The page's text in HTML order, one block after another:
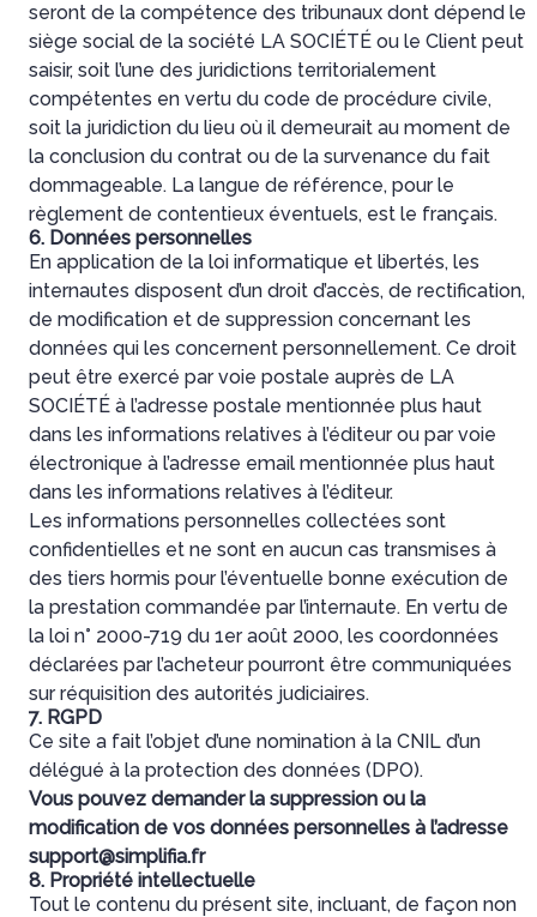
seront de la compétence des tribunaux dont dépend le
siège social de la société LA SOCIÉTÉ ou le Client peut
saisir, soit l’une des juridictions territorialement
compétentes en vertu du code de procédure civile,
soit la juridiction du lieu où il demeurait au moment de
la conclusion du contrat ou de la survenance du fait
dommageable. La langue de référence, pour le
règlement de contentieux éventuels, est le français.
6. Données personnelles
En application de la loi informatique et libertés, les
internautes disposent d’un droit d’accès, de rectification,
de modification et de suppression concernant les
données qui les concernent personnellement. Ce droit
peut être exercé par voie postale auprès de LA
SOCIÉTÉ à l’adresse postale mentionnée plus haut
dans les informations relatives à l’éditeur ou par voie
électronique à l’adresse email mentionnée plus haut
dans les informations relatives à l’éditeur.
Les informations personnelles collectées sont
confidentielles et ne sont en aucun cas transmises à
des tiers hormis pour l’éventuelle bonne exécution de
la prestation commandée par l’internaute. En vertu de
la loi n° 2000-719 du 1er août 2000, les coordonnées
déclarées par l’acheteur pourront être communiquées
sur réquisition des autorités judiciaires.
7. RGPD
Ce site a fait l’objet d’une nomination à la CNIL d’un
délégué à la protection des données (DPO).
Vous pouvez demander la suppression ou la
modification de vos données personnelles à l’adresse
support@simplifia.fr
8. Propriété intellectuelle
Tout le contenu du présent site, incluant, de façon non